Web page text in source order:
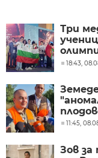
Три
в18:43,
11:45,
Зов